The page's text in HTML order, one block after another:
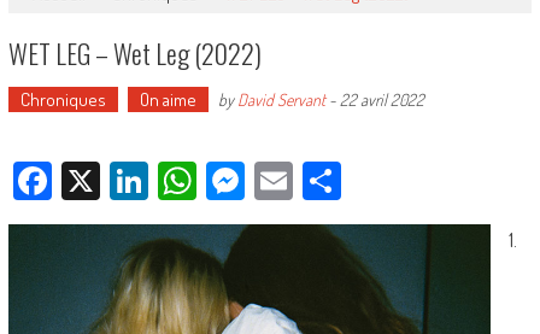
WET LEG – Wet Leg (2022)
Chroniques On aime byDavid Servant- 22 avril 2022
Facebook
X LinkedIn
WhatsApp
Messenger
EmailPartager
1.